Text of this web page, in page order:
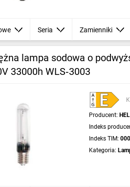
Seria Zamienniki
lampa sodowa o
33000h WLS‑3003
Producent:
Indeks
Indeks TIM:
Kategoria: